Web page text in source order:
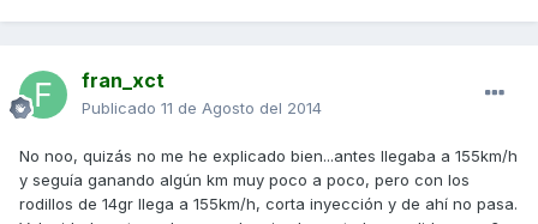
fran_xct
Publicado 11 de Agosto del 2014
No noo, quizás no me he explicado bien...antes llegaba a 155km/h
y seguía ganando algún km muy poco a poco, pero con los
rodillos de 14gr llega a 155km/h, corta inyección y de ahí no pasa.